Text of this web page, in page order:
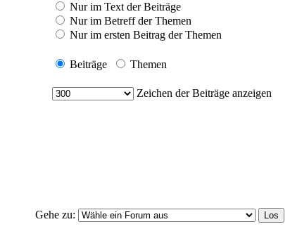
Nur im Text der Beiträge
Nur im Betreff der Themen
Nur im ersten Beitrag der Themen
Beiträge Themen
Zeichen der Beiträge anzeigen
Gehe zu: